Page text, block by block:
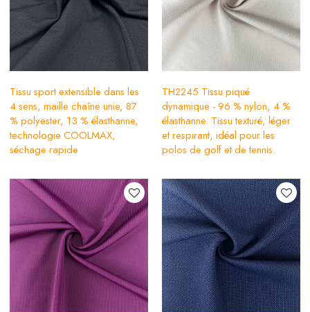
Tissu sport extensible dans les
4 sens, maille chaîne unie, 87
% polyester, 13 % élasthanne,
technologie COOLMAX,
séchage rapide
TH2245 Tissu piqué
dynamique - 96 % nylon, 4 %
élasthanne. Tissu texturé, léger
et respirant, idéal pour les
polos de golf et de tennis.